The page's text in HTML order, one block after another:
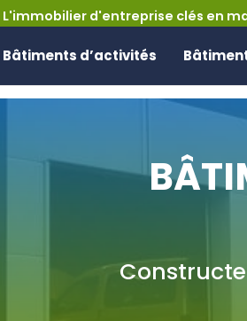
L'immobilier d'entreprise clés en
Contact
Bâtiments d’activités